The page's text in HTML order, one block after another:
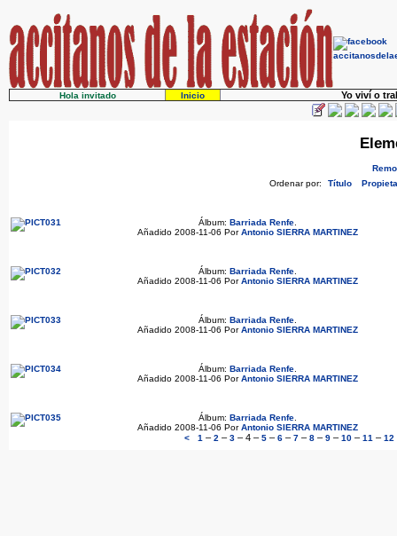
Hola invitado Inicio Yo viví o
Ordenar por:
Título
Álbum: Barriada Renfe.
Añadido 2008-11-06 PorAntonio SIERRA MARTINEZ
Álbum: Barriada Renfe.
Añadido 2008-11-06 PorAntonio SIERRA MARTINEZ
Álbum: Barriada Renfe.
Añadido 2008-11-06 PorAntonio SIERRA MARTINEZ
Álbum: Barriada Renfe.
Añadido 2008-11-06 PorAntonio SIERRA MARTINEZ
Álbum: Barriada Renfe.
Añadido 2008-11-06 PorAntonio SIERRA MARTINEZ
<
1 – 2 – 3 – 4 – 5 – 6 – 7 – 8 – 9 – 10 – 11 – 12